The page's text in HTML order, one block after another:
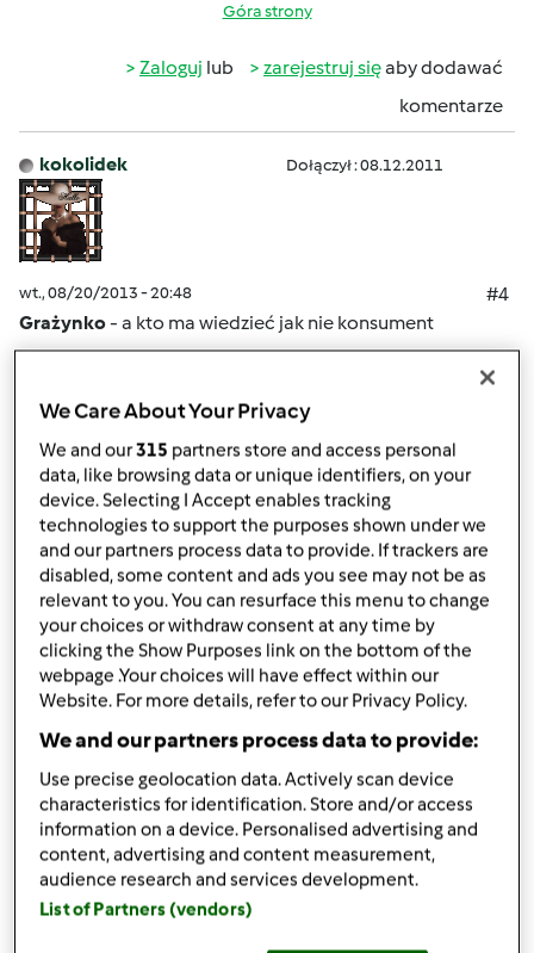
Góra strony
Zaloguj lub zarejestruj sięaby dodawać
komentarze
kokolidek Dołączył : 08.12.2011
wt., 08/20/2013 - 20:48
#4
Grażynko- a kto ma wiedzieć jak nie konsument
Własnie dlatego poruszyłam temat, żeby sprowokować
Was do obserwcji własnego organizmu i jego reakcji. Bo
własne zdanie należy sobie wyrobić
szczególnie, po ostatnich zdarzeniach.
Góra strony
Zalogujlub zarejestruj sięaby dodawać
komentarze
Grażyna Kamińska Dołączył : 07.10.2011
śr., 08/21/2013 - 17:56
Alumasz rację
Chlebek pszenno-żytni upieczony na
drożdżach jest lżejszy na żołądek (dla mnie)
Pozdrawiam
We Care About Your Privacy
We and our315 partners store and access personal
data, like browsing data or unique identifiers, on your
device. Selecting I Accept enables tracking
technologies to support the purposes shown under we
and our partners process data to provide. If trackers are
disabled, some content and ads you see may not be as
relevant to you. You can resurface this menu to change
your choices or withdraw consent at any time by
clicking the Show Purposes link on the bottom of the
webpage .Your choices will have effect within our
Website. For more details, refer to our Privacy Policy.
We and our partners process data to provide:
Use precise geolocation data. Actively scan device
characteristics for identification. Store and/or access
information on a device. Personalised advertising and
content, advertising and content measurement,
audience research and services development.
List of Partners (vendors)